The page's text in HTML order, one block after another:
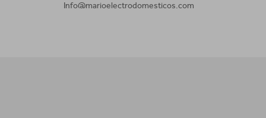
Info@marioelectrodomesticos.com